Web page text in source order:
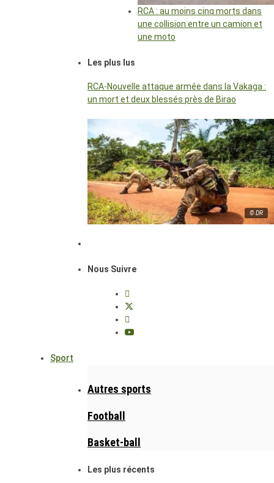
RCA : au moins cinq morts dans
une collision entre un camion et
une moto
Les plus lus
RCA-Nouvelle attaque armée dans la Vakaga :
un mort et deux blessés près de Birao
© DR
Nous Suivre
Sport
Autres sports
Football
Basket-ball
Les plus récents